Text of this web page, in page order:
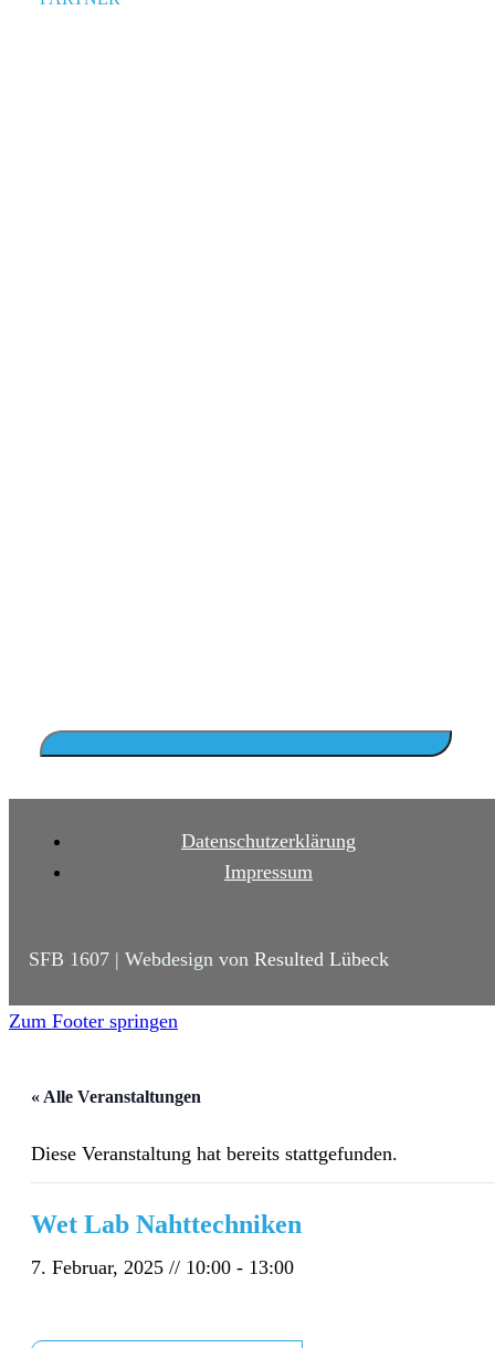
Zum Footer springen
« Alle Veranstaltungen
Diese Veranstaltung hat bereits stattgefunden.
Wet Lab Nahttechniken
7. Februar, 2025 // 10:00 - 13:00
Datenschutzerklärung
Impressum
SFB 1607 | Webdesign von Resulted Lübeck